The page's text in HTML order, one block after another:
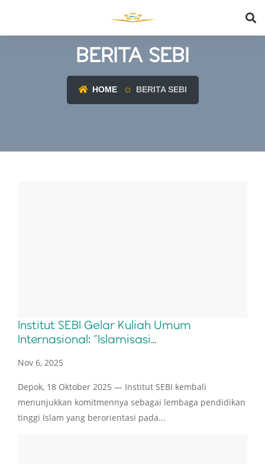
BERITA SEBI
HOME BERITA SEBI
Institut SEBI Gelar Kuliah Umum
Internasional: “Islamisasi...
Nov 6, 2025
Depok, 18 Oktober 2025 — Institut SEBI kembali
menunjukkan komitmennya sebagai lembaga pendidikan
tinggi Islam yang berorientasi pada...